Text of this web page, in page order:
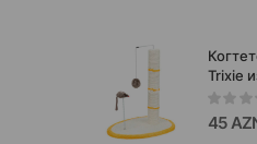
Trixie
45